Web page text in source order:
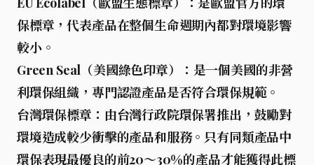
保標章，代表產品在整個生命週期內都對環境影響
較小。
Green Seal（美國綠色印章）
：是一個美國的非營
利環保組織，專門認證產品是否符合環保規範。
台灣環保標章 ：由台灣行政院環保署推出，鼓勵對
環境造成較少衝擊的產品和服務。只有同類產品中
環保表現最優良的前20～30％的產品才能獲得此標